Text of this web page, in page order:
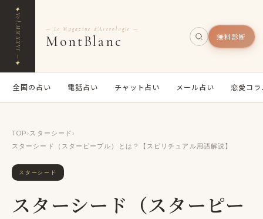
✦
Vol.MMXXVI ─
✦
— Le Magazine d'Astrologie —
MontBlanc 無料診断
全国の占い 電話占い チャット占い メール占い 恋愛コラ
TOP›スターシード›
スターシード（スターピープル）とは？【スピリチュアル用語解説】
スターシード
スターシード（スターピー